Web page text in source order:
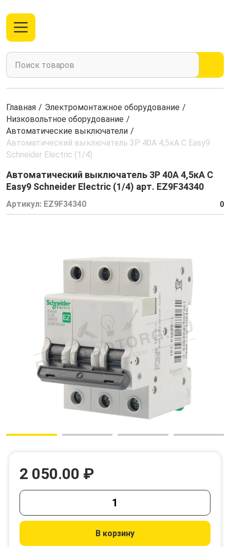
Главная / Электромонтажное оборудование /
Низковольтное оборудование /
Автоматические выключатели /
Автоматический выключатель 3Р 40А 4,5кА С Easy9
Schneider Electric (1/4)
Автоматический выключатель 3Р 40А 4,5кА С
Easy9 Schneider Electric (1/4) арт. EZ9F34340
Артикул: EZ9F34340 0
2 050.00 ₽
В корзину